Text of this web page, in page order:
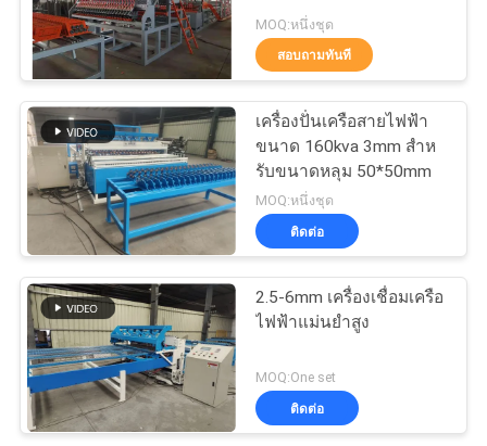
ทัวร์
โรงงาน
ควบคุม
คุณภาพ
ติดต่อ
เรา
ขอ
เครื่องเชื่อมตาข่ายรั้ว
เครื่องเชื่อมแผง
ตาข่าย
33
MOQ:หนึ่งชุด
สอบถามทันที
เครื่องปั่นเครือสายไฟฟ้า
ขนาด 160kva 3mm สําห
รับขนาดหลุม 50*50mm
MOQ:หนึ่งชุด
ติดต่อ
2.5-6mm เครื่องเชื่อมเครือ
ไฟฟ้าแม่นยําสูง
MOQ:One set
ติดต่อ